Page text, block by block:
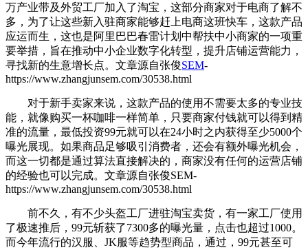
万产业带及外贸工厂加入了淘宝，这部分商家对于电商了解不
多，为了让这些新入驻商家能够赶上电商这班快车，这款产品
应运而生，这也是阿里巴巴春雷计划中帮扶中小商家的一项重
要举措，旨在推动中小企业数字化转型，提升店铺运营能力，
寻找新的生意增长点。 文章源自张俊SEM-
https://www.zhangjunsem.com/30538.html
对于新手卖家来说，这款产品的使用不需要太多的专业技
能，就像购买一杯咖啡一样简单，只要商家付钱就可以得到精
准的流量，最低投资99元就可以在24小时之内获得至少5000个
曝光展现。如果商品足够吸引消费者，还会有额外曝光机会，
而这一切都是通过算法直接解决的，商家没有任何的运营店铺
的经验也可以完成。 文章源自张俊SEM-
https://www.zhangjunsem.com/30538.html
前不久，有不少头盔工厂进驻淘宝卖货，有一家工厂使用
了极速推后，99元斩获了7300多的曝光量，点击也超过1000。
而今年流行的汉服、JK服等趋势型商品，通过 ，99元甚至可